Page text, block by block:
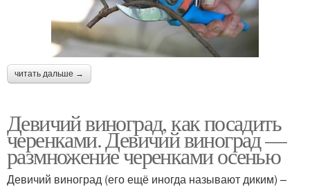
читать дальше →
Девичий виноград, как посадить
черенками. Девичий виноград —
размножение черенками осенью
Девичий виноград (его ещё иногда называют диким) –